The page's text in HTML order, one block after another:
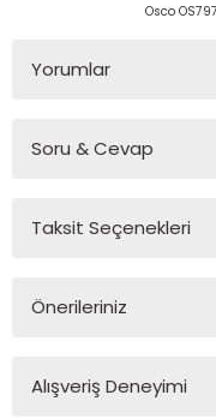
Osco
Yorumlar
Soru & Cevap
Ürün
Taksit Seçenekleri
Önerileriniz
konularda yetersiz
Alışveriş Deneyimi